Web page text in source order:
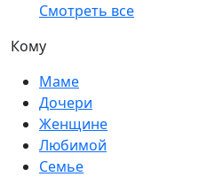
Смотреть все
Кому
Маме
Дочери
Женщине
Любимой
Семье